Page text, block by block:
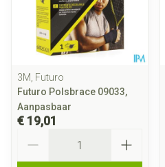
3M, Futuro
Futuro Polsbrace 09033,
Aanpasbaar
€ 19,01